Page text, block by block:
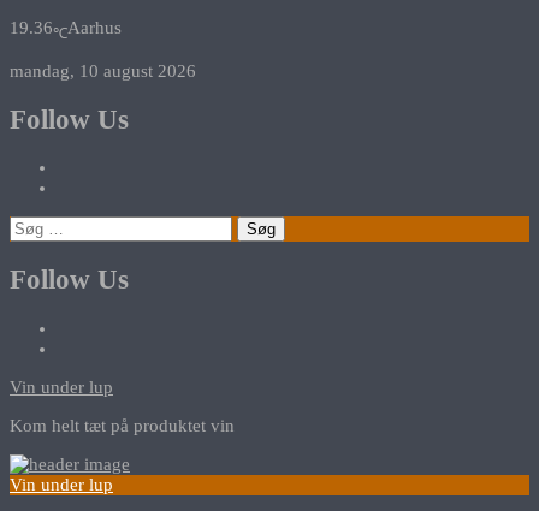
19.36℃Aarhus
mandag, 10 august 2026
Follow Us
Søg
efter:
Follow Us
Vin under lup
Kom helt tæt på produktet vin
Vin under lup